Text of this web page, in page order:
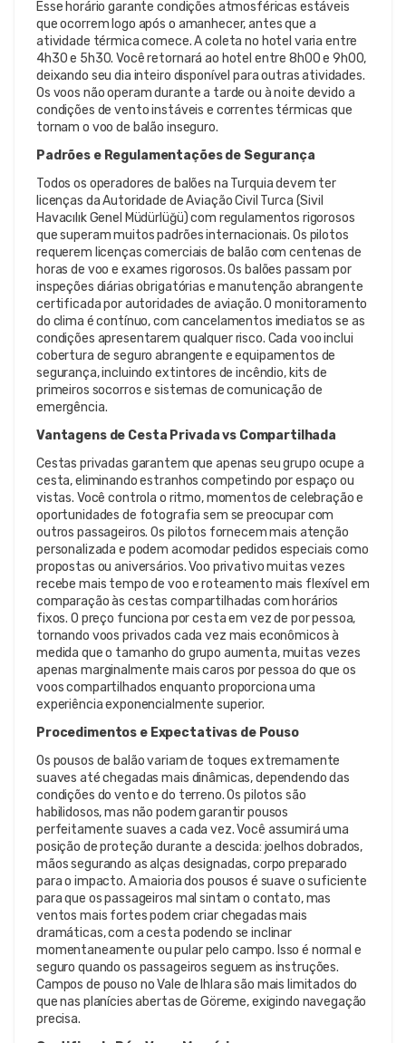
Esse horário garante condições atmosféricas estáveis
que ocorrem logo após o amanhecer, antes que a
atividade térmica comece. A coleta no hotel varia entre
4h30 e 5h30. Você retornará ao hotel entre 8h00 e 9h00,
deixando seu dia inteiro disponível para outras atividades.
Os voos não operam durante a tarde ou à noite devido a
condições de vento instáveis e correntes térmicas que
tornam o voo de balão inseguro.
Padrões e Regulamentações de Segurança
Todos os operadores de balões na Turquia devem ter
licenças da Autoridade de Aviação Civil Turca (Sivil
Havacılık Genel Müdürlüğü) com regulamentos rigorosos
que superam muitos padrões internacionais. Os pilotos
requerem licenças comerciais de balão com centenas de
horas de voo e exames rigorosos. Os balões passam por
inspeções diárias obrigatórias e manutenção abrangente
certificada por autoridades de aviação. O monitoramento
do clima é contínuo, com cancelamentos imediatos se as
condições apresentarem qualquer risco. Cada voo inclui
cobertura de seguro abrangente e equipamentos de
segurança, incluindo extintores de incêndio, kits de
primeiros socorros e sistemas de comunicação de
emergência.
Vantagens de Cesta Privada vs Compartilhada
Cestas privadas garantem que apenas seu grupo ocupe a
cesta, eliminando estranhos competindo por espaço ou
vistas. Você controla o ritmo, momentos de celebração e
oportunidades de fotografia sem se preocupar com
outros passageiros. Os pilotos fornecem mais atenção
personalizada e podem acomodar pedidos especiais como
propostas ou aniversários. Voo privativo muitas vezes
recebe mais tempo de voo e roteamento mais flexível em
comparação às cestas compartilhadas com horários
fixos. O preço funciona por cesta em vez de por pessoa,
tornando voos privados cada vez mais econômicos à
medida que o tamanho do grupo aumenta, muitas vezes
apenas marginalmente mais caros por pessoa do que os
voos compartilhados enquanto proporciona uma
experiência exponencialmente superior.
Procedimentos e Expectativas de Pouso
Os pousos de balão variam de toques extremamente
suaves até chegadas mais dinâmicas, dependendo das
condições do vento e do terreno. Os pilotos são
habilidosos, mas não podem garantir pousos
perfeitamente suaves a cada vez. Você assumirá uma
posição de proteção durante a descida: joelhos dobrados,
mãos segurando as alças designadas, corpo preparado
para o impacto. A maioria dos pousos é suave o suficiente
para que os passageiros mal sintam o contato, mas
ventos mais fortes podem criar chegadas mais
dramáticas, com a cesta podendo se inclinar
momentaneamente ou pular pelo campo. Isso é normal e
seguro quando os passageiros seguem as instruções.
Campos de pouso no Vale de Ihlara são mais limitados do
que nas planícies abertas de Göreme, exigindo navegação
precisa.